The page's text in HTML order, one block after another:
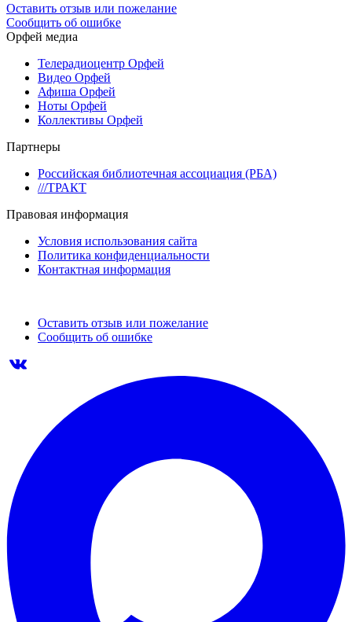
Оставить отзыв или пожелание
Сообщить об ошибке
Орфей медиа
Телерадиоцентр Орфей
Видео Орфей
Афиша Орфей
Ноты Орфей
Коллективы Орфей
Партнеры
Российская библиотечная ассоциация (РБА)
///ТРАКТ
Правовая информация
Условия использования сайта
Политика конфиденциальности
Контактная информация
Оставить отзыв или пожелание
Сообщить об ошибке